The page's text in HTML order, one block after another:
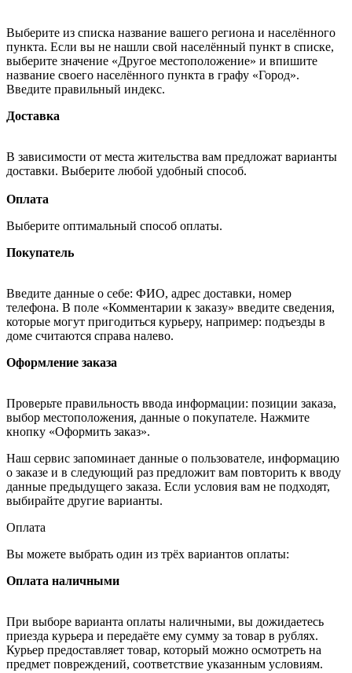
Выберите из списка название вашего региона и населённого
пункта. Если вы не нашли свой населённый пункт в списке,
выберите значение «Другое местоположение» и впишите
название своего населённого пункта в графу «Город».
Введите правильный индекс.
Доставка
В зависимости от места жительства вам предложат варианты
доставки. Выберите любой удобный способ.
Оплата
Выберите оптимальный способ оплаты.
Покупатель
Введите данные о себе: ФИО, адрес доставки, номер
телефона. В поле «Комментарии к заказу» введите сведения,
которые могут пригодиться курьеру, например: подъезды в
доме считаются справа налево.
Оформление заказа
Проверьте правильность ввода информации: позиции заказа,
выбор местоположения, данные о покупателе. Нажмите
кнопку «Оформить заказ».
Наш сервис запоминает данные о пользователе, информацию
о заказе и в следующий раз предложит вам повторить к вводу
данные предыдущего заказа. Если условия вам не подходят,
выбирайте другие варианты.
Оплата
Вы можете выбрать один из трёх вариантов оплаты:
Оплата наличными
При выборе варианта оплаты наличными, вы дожидаетесь
приезда курьера и передаёте ему сумму за товар в рублях.
Курьер предоставляет товар, который можно осмотреть на
предмет повреждений, соответствие указанным условиям.